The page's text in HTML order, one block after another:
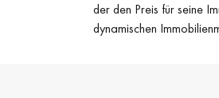
der den Preis für seine
dynamischen